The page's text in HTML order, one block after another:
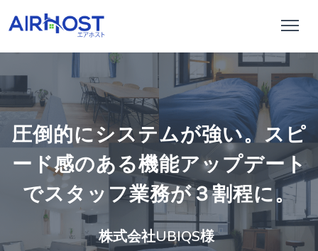
圧倒的にシステムが強い。スピ
ード感のある機能アップデート
でスタッフ業務が３割程に。
株式会社UBIQS様